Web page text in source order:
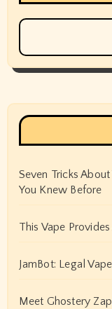
Seven Tricks
You Knew Before
This Vape
JamBot: Legal
Meet Ghostery